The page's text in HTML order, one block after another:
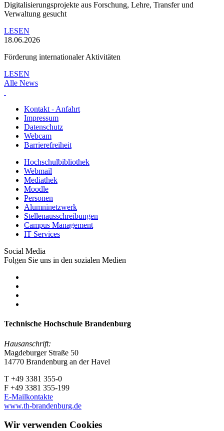
Digitalisierungsprojekte aus Forschung, Lehre, Transfer und
Verwaltung gesucht
LESEN
18.06.2026
Förderung internationaler Aktivitäten
LESEN
Alle News
Kontakt - Anfahrt
Impressum
Datenschutz
Webcam
Barrierefreiheit
Hochschulbibliothek
Webmail
Mediathek
Moodle
Personen
Alumninetzwerk
Stellenausschreibungen
Campus Management
IT Services
Social Media
Folgen Sie uns in den sozialen Medien
Technische Hochschule Brandenburg
Hausanschrift:
Magdeburger Straße 50
14770 Brandenburg an der Havel
T +49 3381 355-0
F +49 3381 355-199
E-Mailkontakte
www.th-brandenburg.de
Wir verwenden Cookies